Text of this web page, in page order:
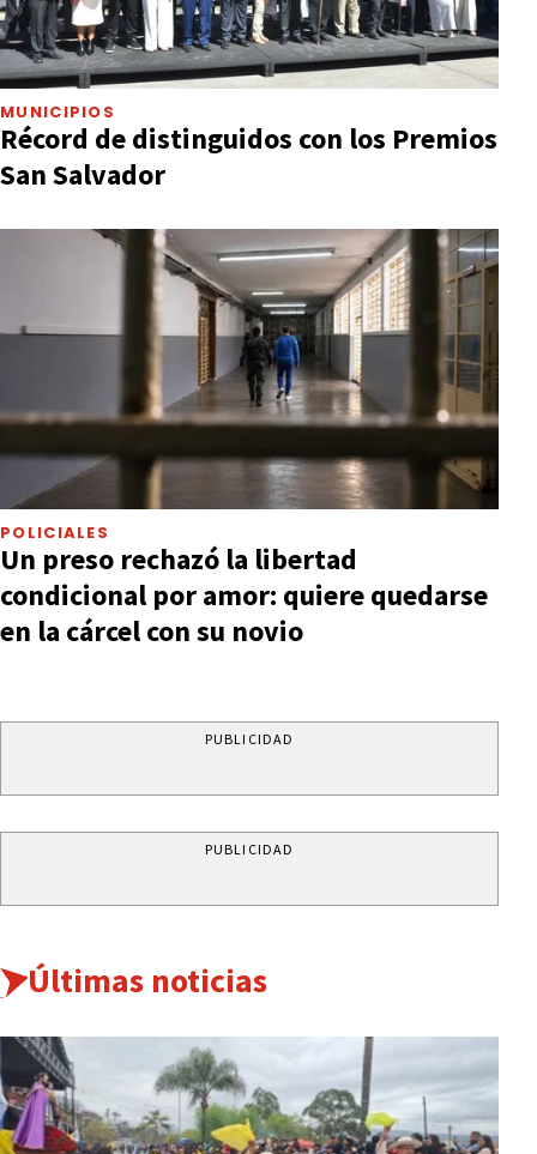
MUNICIPIOS
Récord de distinguidos con los Premios
San Salvador
POLICIALES
Un preso rechazó la libertad
condicional por amor: quiere quedarse
en la cárcel con su novio
PUBLICIDAD
PUBLICIDAD
Últimas noticias